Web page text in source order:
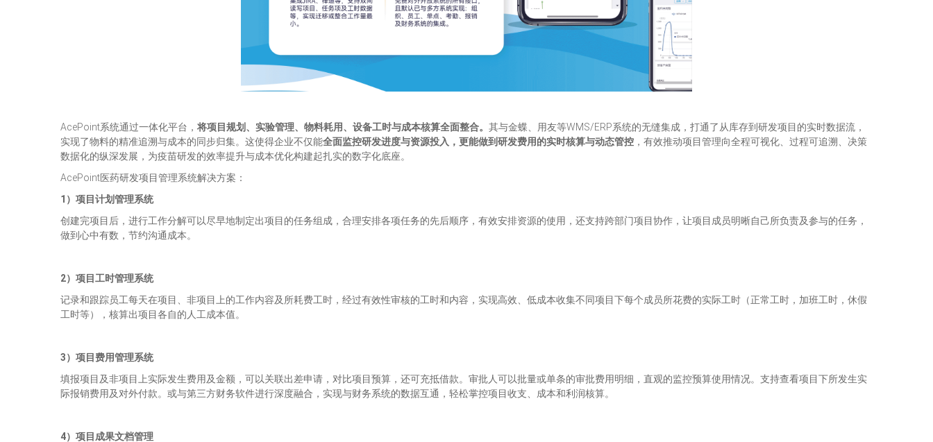
AcePoint系统通过一体化平台， 将项目规划、实验管理、物料耗用、设备工时与成本核算全面整合。 其与金蝶、用友等WMS/ERP系统的无缝集成，打通了从库存到研发项目的实时数据流，
实现了物料的精准追溯与成本的同步归集。这使得企业不仅能全面监控研发进度与资源投入，更能做到研发费用的实时核算与动态管控 ，有效推动项目管理向全程可视化、过程可追溯、决策
数据化的纵深发展，为疫苗研发的效率提升与成本优化构建起扎实的数字化底座。
AcePoint医药研发项目管理系统解决方案：
1）项目计划管理系统
创建完项目后，进行工作分解可以尽早地制定出项目的任务组成，合理安排各项任务的先后顺序，有效安排资源的使用，还支持跨部门项目协作，让项目成员明晰自己所负责及参与的任务，
做到心中有数，节约沟通成本。
2）项目工时管理系统
记录和跟踪员工每天在项目、非项目上的工作内容及所耗费工时，经过有效性审核的工时和内容，实现高效、低成本收集不同项目下每个成员所花费的实际工时（正常工时，加班工时，休假
工时等），核算出项目各自的人工成本值。
3）项目费用管理系统
填报项目及非项目上实际发生费用及金额，可以关联出差申请，对比项目预算，还可充抵借款。审批人可以批量或单条的审批费用明细，直观的监控预算使用情况。支持查看项目下所发生实
际报销费用及对外付款。或与第三方财务软件进行深度融合，实现与财务系统的数据互通，轻松掌控项目收支、成本和利润核算。
4） 项目成果文档管理